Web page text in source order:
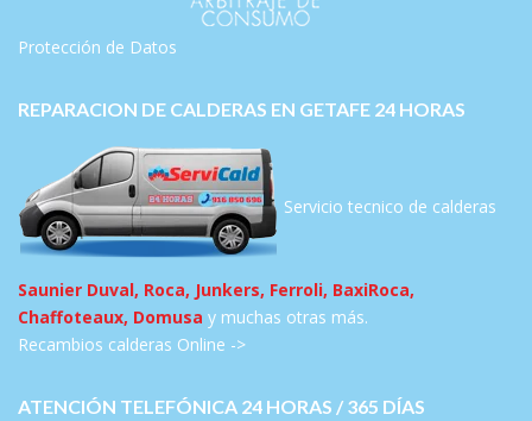
Protección de Datos
REPARACION DE CALDERAS EN GETAFE 24 HORAS
Servicio tecnico de calderas
Saunier Duval, Roca, Junkers, Ferroli, BaxiRoca,
Chaffoteaux, Domusa y muchas otras más.
Recambios calderas Online ->
ATENCIÓN TELEFÓNICA 24 HORAS / 365 DÍAS